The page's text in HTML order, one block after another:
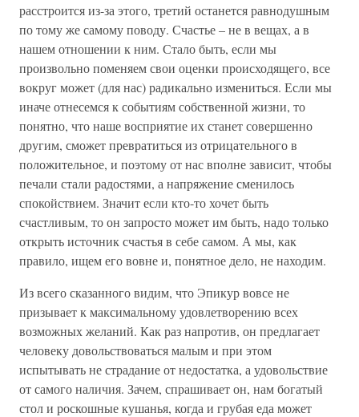
расстроится из-за этого, третий останется равнодушным
по тому же самому поводу. Счастье – не в вещах, а в
нашем отношении к ним. Стало быть, если мы
произвольно поменяем свои оценки происходящего, все
вокруг может (для нас) радикально измениться. Если мы
иначе отнесемся к событиям собственной жизни, то
понятно, что наше восприятие их станет совершенно
другим, сможет превратиться из отрицательного в
положительное, и поэтому от нас вполне зависит, чтобы
печали стали радостями, а напряжение сменилось
спокойствием. Значит если кто-то хочет быть
счастливым, то он запросто может им быть, надо только
открыть источник счастья в себе самом. А мы, как
правило, ищем его вовне и, понятное дело, не находим.
Из всего сказанного видим, что Эпикур вовсе не
призывает к максимальному удовлетворению всех
возможных желаний. Как раз напротив, он предлагает
человеку довольствоваться малым и при этом
испытывать не страдание от недостатка, а удовольствие
от самого наличия. Зачем, спрашивает он, нам богатый
стол и роскошные кушанья, когда и грубая еда может